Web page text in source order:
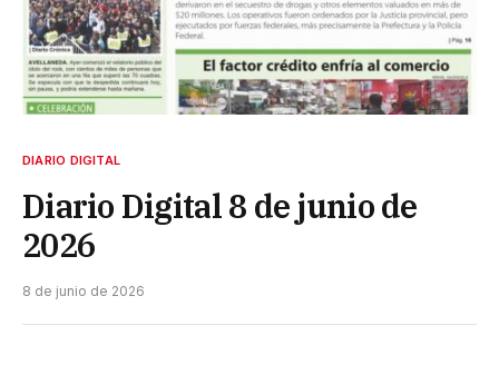
DIARIO DIGITAL
Diario Digital 8 de junio de
2026
8 de junio de 2026